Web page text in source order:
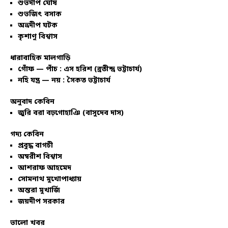
শুভদীপ ঘোষ
শুভজিৎ বসাক
অভ্রদীপ ঘটক
কৃশাণু বিশ্বাস
ধারাবাহিক মালগাড়ি
গোঁফ — পাঁচ : এস হরিশ (ব্রতীন্দ্র ভট্টাচার্য)
নহি যন্ত্র — নয় : সৈকত ভট্টাচার্য
অনুবাদ কেবিন
জুরি বরা বঢ়গোহাঞি (বাসুদেব দাস)
গদ্য কেবিন
প্রবুদ্ধ বাগচী
অম্বরীশ বিশ্বাস
আশরাফ আহমেদ
সোমনাথ মুখোপাধ্যায়
অন্তরা মুখার্জি
জয়দীপ সরকার
ভালো খবর